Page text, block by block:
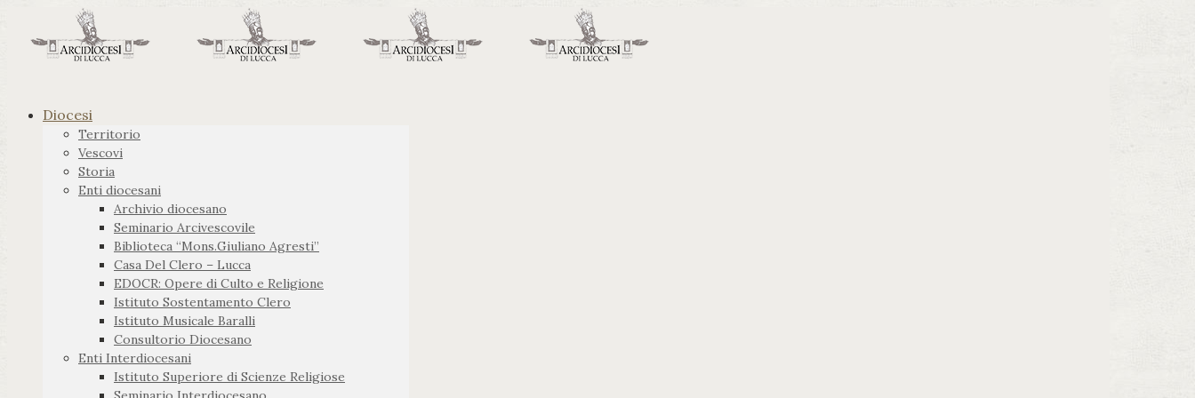
Diocesi
Territorio
Vescovi
Storia
Enti diocesani
Archivio diocesano
Seminario Arcivescovile
Biblioteca “Mons.Giuliano Agresti”
Casa Del Clero – Lucca
EDOCR: Opere di Culto e Religione
Istituto Sostentamento Clero
Istituto Musicale Baralli
Consultorio Diocesano
Enti Interdiocesani
Istituto Superiore di Scienze Religiose